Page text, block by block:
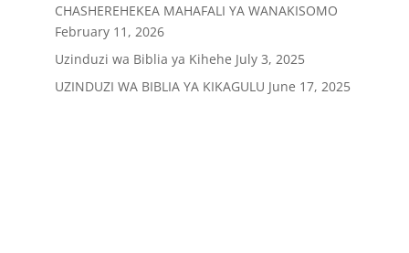
CHASHEREHEKEA MAHAFALI YA WANAKISOMO
February 11, 2026
Uzinduzi wa Biblia ya Kihehe July 3, 2025
UZINDUZI WA BIBLIA YA KIKAGULU June 17, 2025